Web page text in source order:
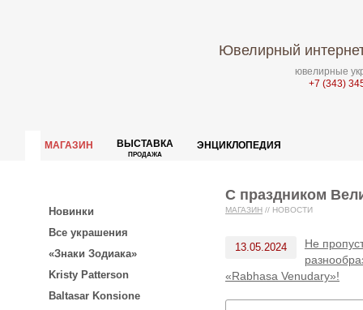
Ювелирный
ювелирные
+7 (343)
МАГАЗИН ВЫСТАВКА
ПРОДАЖА
ЭНЦИКЛОПЕДИЯ
Новинки
Все украшения
«Знаки Зодиака»
Kristy Patterson
Baltasar Konsione
С праздником
МАГАЗИН // НОВОСТИ
13.05.2024
Не
«Rabhasa Venudary»!